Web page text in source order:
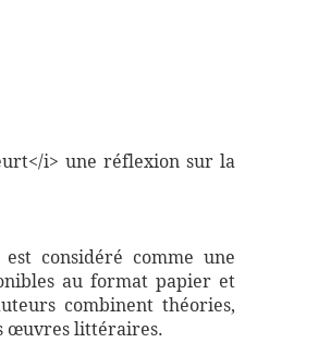
i> une réflexion sur la
considéré comme une
au format papier et
combinent théories,
œuvres littéraires.